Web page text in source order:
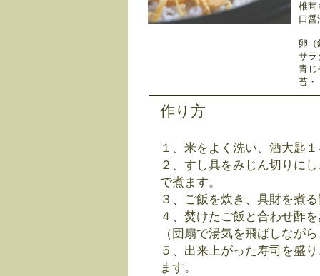
椎茸
口醤
卵（
サラ
青
苔・
作り方
１、米をよく洗い、酒大匙
２、すし具をみじん切りに
で煮ます。
３、ご飯を炊き、具財を煮
４、焚けたご飯と合わせ酢
（団扇で湯気を飛ばしなが
５、出来上がった寿司を盛
ます。